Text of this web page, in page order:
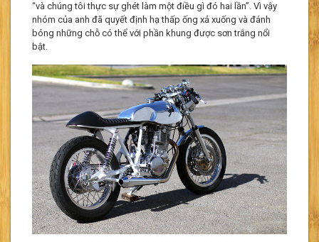
“và chúng tôi thực sự ghét làm một điều gì đó hai lần”. Vì vậy
nhóm của anh đã quyết định hạ thấp ống xả xuống và đánh
bóng những chỗ có thể với phần khung được sơn trắng nổi
bật.